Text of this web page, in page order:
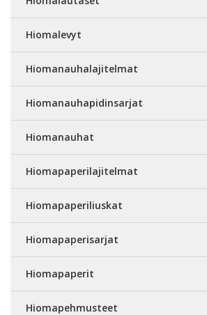
Hiomalevyt
Hiomanauhalajitelmat
Hiomanauhapidinsarjat
Hiomanauhat
Hiomapaperilajitelmat
Hiomapaperiliuskat
Hiomapaperisarjat
Hiomapaperit
Hiomapehmusteet